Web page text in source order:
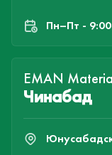
Пн–Пт -
EMAN
Чинабад